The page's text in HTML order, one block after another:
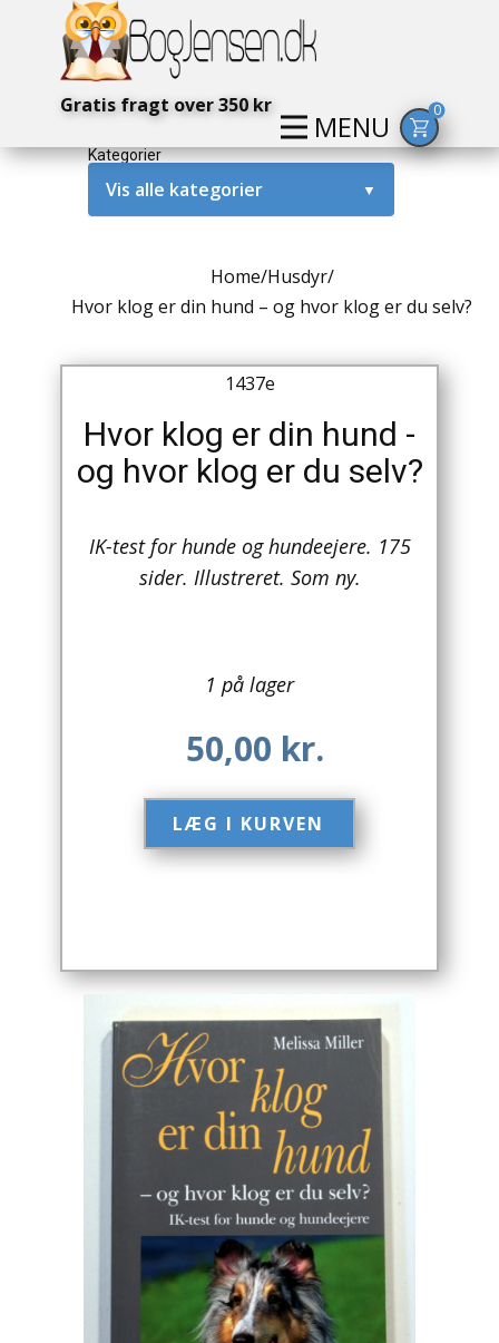
MENU
Gratis fragt over 350 kr 0
Kategorier
Vis alle kategorier ▼
Amerika / USA
Antikke / Specielle Bøger
Antikviteter
Arkæologi
Arkitektur
Asien
Biografier / Erindringer
Børn / Unge
Børnebøger
Bryggerier
Drikkevare / Øl / Vin
Engelsk
Erhverv
Europa
Fantasy / Sciencefiction
Filosofi
Håndarbejde
Home/Husdyr/
Hvor klog er din hund – og hvor klog er du selv?
1437e
Hvor klog er din hund -
og hvor klog er du selv?
IK-test for hunde og hundeejere. 175
sider. Illustreret. Som ny.
1 på lager
50,00 kr.
LÆG I KURVEN​